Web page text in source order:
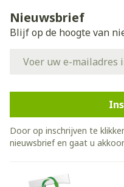
Nieuwsbrief
Blijf op de hoogte van
Door op inschrijven te
nieuwsbrief en gaat u